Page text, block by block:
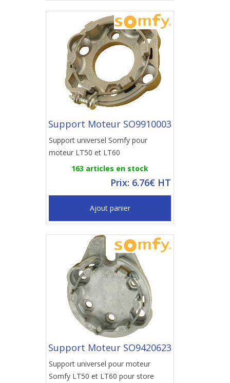
Support Moteur SO9910003
Support universel Somfy pour
moteur LT50 et LT60
163 articles en stock
Prix: 6.76€ HT
Ajout panier
Support Moteur SO9420623
Support universel pour moteur
Somfy LT50 et LT60 pour store